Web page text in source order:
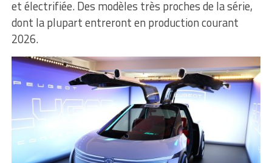
et électrifiée. Des modèles très proches de la série,
dont la plupart entreront en production courant
2026.